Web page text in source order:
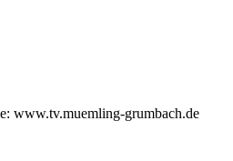
www.tv.muemling-grumbach.de